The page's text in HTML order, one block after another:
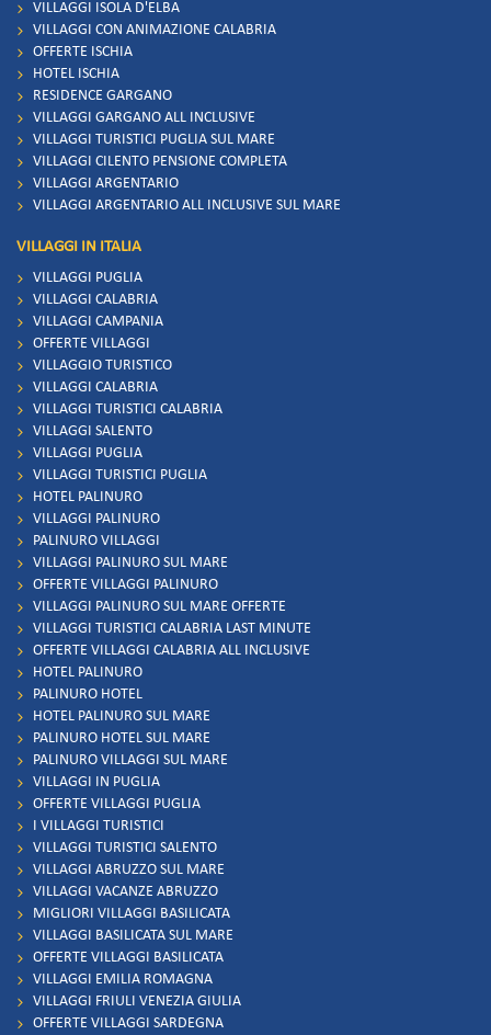
VILLAGGI ISOLA D'ELBA
VILLAGGI CON ANIMAZIONE CALABRIA
OFFERTE ISCHIA
HOTEL ISCHIA
RESIDENCE GARGANO
VILLAGGI GARGANO ALL INCLUSIVE
VILLAGGI TURISTICI PUGLIA SUL MARE
VILLAGGI CILENTO PENSIONE COMPLETA
VILLAGGI ARGENTARIO
VILLAGGI ARGENTARIO ALL INCLUSIVE SUL MARE
VILLAGGI IN ITALIA
VILLAGGI PUGLIA
VILLAGGI CALABRIA
VILLAGGI CAMPANIA
OFFERTE VILLAGGI
VILLAGGIO TURISTICO
VILLAGGI CALABRIA
VILLAGGI TURISTICI CALABRIA
VILLAGGI SALENTO
VILLAGGI PUGLIA
VILLAGGI TURISTICI PUGLIA
HOTEL PALINURO
VILLAGGI PALINURO
PALINURO VILLAGGI
VILLAGGI PALINURO SUL MARE
OFFERTE VILLAGGI PALINURO
VILLAGGI PALINURO SUL MARE OFFERTE
VILLAGGI TURISTICI CALABRIA LAST MINUTE
OFFERTE VILLAGGI CALABRIA ALL INCLUSIVE
HOTEL PALINURO
PALINURO HOTEL
HOTEL PALINURO SUL MARE
PALINURO HOTEL SUL MARE
PALINURO VILLAGGI SUL MARE
VILLAGGI IN PUGLIA
OFFERTE VILLAGGI PUGLIA
I VILLAGGI TURISTICI
VILLAGGI TURISTICI SALENTO
VILLAGGI ABRUZZO SUL MARE
VILLAGGI VACANZE ABRUZZO
MIGLIORI VILLAGGI BASILICATA
VILLAGGI BASILICATA SUL MARE
OFFERTE VILLAGGI BASILICATA
VILLAGGI EMILIA ROMAGNA
VILLAGGI FRIULI VENEZIA GIULIA
OFFERTE VILLAGGI SARDEGNA